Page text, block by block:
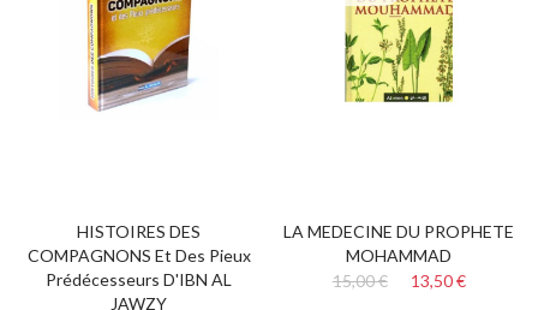
HISTOIRES DES
COMPAGNONS Et Des Pieux
Prédécesseurs D'IBN AL
JAWZY
LA MEDECINE DU PROPHETE
MOHAMMAD
15,00 €
13,50 €